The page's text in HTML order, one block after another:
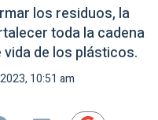
los residuos, la
toda la cadena
de los plásticos.
10:51 am